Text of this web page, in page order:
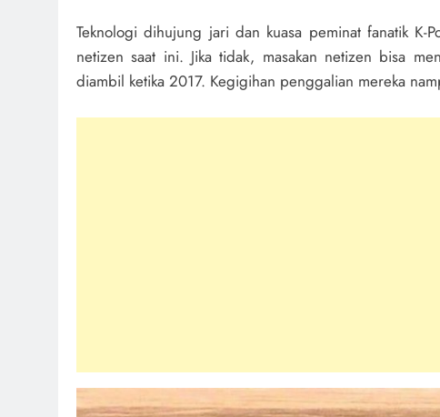
Teknologi dihujung jari dan kuasa peminat fanatik
netizen saat ini. Jika tidak, masakan netizen bisa
diambil ketika 2017. Kegigihan penggalian mereka